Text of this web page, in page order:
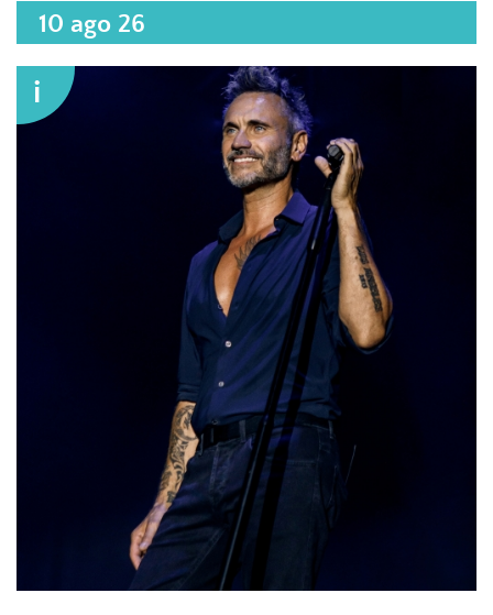
10 ago 26
i